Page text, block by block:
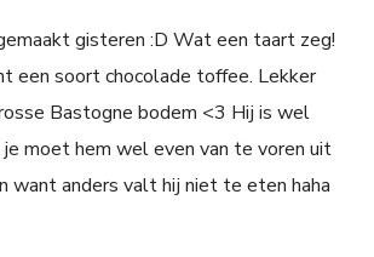
gisteren :D Wat een taart zeg!
een soort chocolade toffee. Lekker
Bastogne bodem <3 Hij is wel
je moet hem wel even van te voren uit
want anders valt hij niet te eten haha